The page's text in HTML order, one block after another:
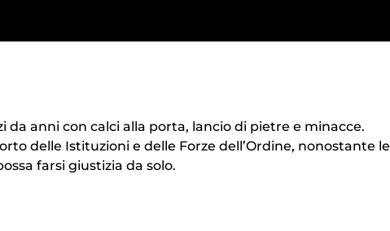
da anni con calci alla porta, lancio di pietre e minacce.
delle Istituzioni e delle Forze dell’Ordine, nonostante le
farsi giustizia da solo.